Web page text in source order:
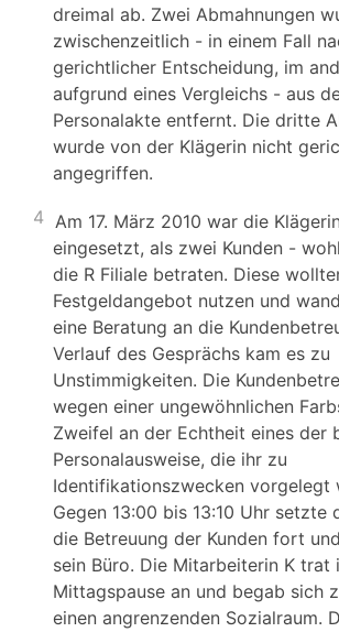
dreimal ab. Zwei Abmahnungen
zwischenzeitlich - in einem Fall
gerichtlicher Entscheidung, im
aufgrund eines Vergleichs - aus
Personalakte entfernt. Die dritte
wurde von der Klägerin nicht
angegriffen.
4 Am 17. März 2010 war die
eingesetzt, als zwei Kunden -
die R Filiale betraten. Diese
Festgeldangebot nutzen und
eine Beratung an die
Verlauf des Gesprächs kam es zu
Unstimmigkeiten. Die
wegen einer ungewöhnlichen
Zweifel an der Echtheit eines der
Personalausweise, die ihr zu
Identifikationszwecken vorgelegt
Gegen 13:00 bis 13:10 Uhr setzte
die Betreuung der Kunden fort
sein Büro. Die Mitarbeiterin K trat
Mittagspause an und begab sich
einen angrenzenden Sozialraum.